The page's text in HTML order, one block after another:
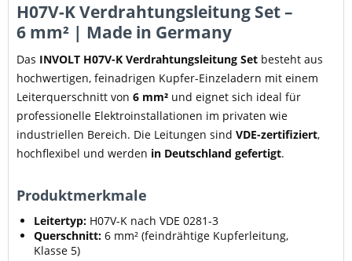
H07V-K Verdrahtungsleitung Set –
6 mm² | Made in Germany
Das INVOLT H07V-K Verdrahtungsleitung Set besteht aus
hochwertigen, feinadrigen Kupfer-Einzeladern mit einem
Leiterquerschnitt von 6 mm² und eignet sich ideal für
professionelle Elektroinstallationen im privaten wie
industriellen Bereich. Die Leitungen sind VDE-zertifiziert,
hochflexibel und werden in Deutschland gefertigt.
Produktmerkmale
Leitertyp: H07V-K nach VDE 0281-3
Querschnitt: 6 mm² (feindrähtige Kupferleitung,
Klasse 5)